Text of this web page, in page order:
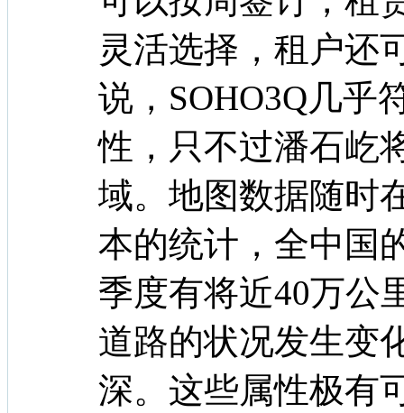
灵活选择，租户还
说，SOHO3Q几乎
性，只不过潘石屹
域。地图数据随时
本的统计，全中国
季度有将近40万公
道路的状况发生变
深。这些属性极有